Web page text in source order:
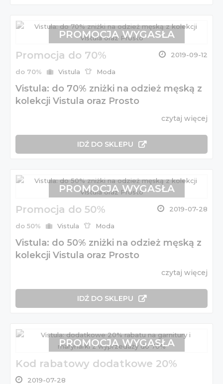
Promocja do 70% 2019-09-12
do 70% Vistula Moda
Vistula: do 70% zniżki na odzież męską z
kolekcji Vistula oraz Prosto
czytaj więcej
IDŹ DO SKLEPU
PROMOCJA WYGASŁA
Promocja do 50% 2019-07-28
do 50% Vistula Moda
Vistula: do 50% zniżki na odzież męską z
kolekcji Vistula oraz Prosto
czytaj więcej
IDŹ DO SKLEPU
PROMOCJA WYGASŁA
Kod rabatowy dodatkowe 20%
2019-07-28
PROMOCJA WYGASŁA